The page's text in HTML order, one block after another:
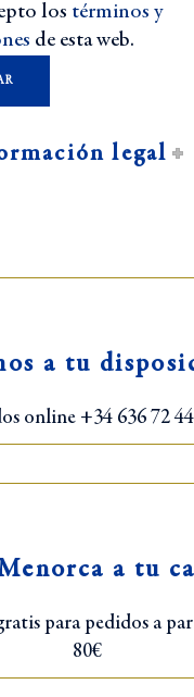
los términos y
de esta web.
legal
a tu
online +34 636 72
a tu
para pedidos a
80€